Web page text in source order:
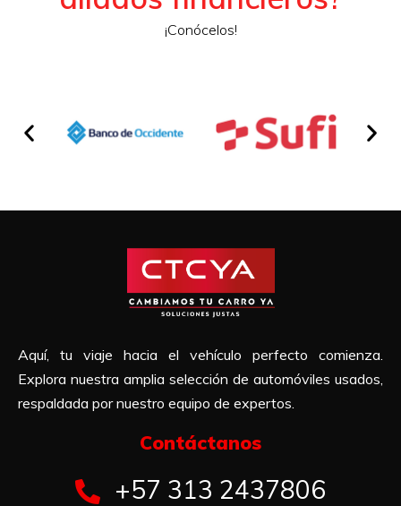
¡Conócelos!
Aquí, tu viaje hacia el vehículo perfecto comienza.
Explora nuestra amplia selección de automóviles usados,
respaldada por nuestro equipo de expertos.
Contáctanos​
+57 313 2437806